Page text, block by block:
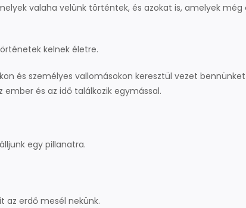
valaha velünk történtek, és azokat is, amelyek még
kelnek életre.
és személyes vallomásokon keresztül vezet
és az idő találkozik egymással.
egy pillanatra.
az erdő mesél nekünk.